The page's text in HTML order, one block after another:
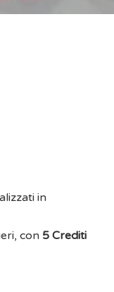
in
con 5 Crediti